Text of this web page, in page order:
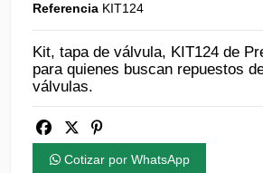
Referencia KIT124
Kit, tapa de válvula, KIT124 de
para quienes buscan repuestos
válvulas.
Cotizar por WhatsApp